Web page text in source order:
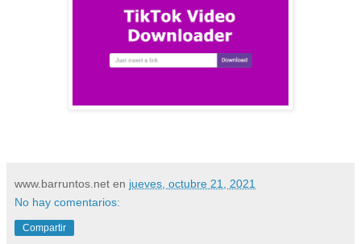
www.barruntos.net en jueves, octubre 21, 2021
No hay comentarios:
Compartir